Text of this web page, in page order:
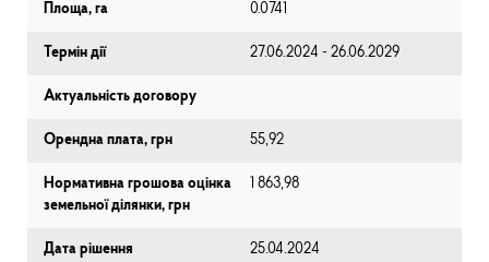
Площа, га 0.0741
Термін дії 27.06.2024 - 26.06.2029
Актуальність договору
Орендна плата, грн 55,92
Нормативна грошова оцінка
земельної ділянки, грн
1 863,98
Дата рішення 25.04.2024